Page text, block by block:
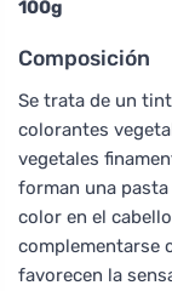
100g
Composición
Se trata de un
colorantes
vegetales
forman una
color en el
complementarse
favorecen la